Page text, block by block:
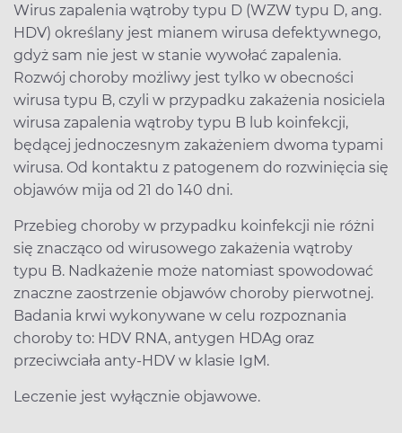
Wirus zapalenia wątroby typu D (WZW typu D, ang.
HDV) określany jest mianem wirusa defektywnego,
gdyż sam nie jest w stanie wywołać zapalenia.
Rozwój choroby możliwy jest tylko w obecności
wirusa typu B, czyli w przypadku zakażenia nosiciela
wirusa zapalenia wątroby typu B lub koinfekcji,
będącej jednoczesnym zakażeniem dwoma typami
wirusa. Od kontaktu z patogenem do rozwinięcia się
objawów mija od 21 do 140 dni.
Przebieg choroby w przypadku koinfekcji nie różni
się znacząco od wirusowego zakażenia wątroby
typu B. Nadkażenie może natomiast spowodować
znaczne zaostrzenie objawów choroby pierwotnej.
Badania krwi wykonywane w celu rozpoznania
choroby to: HDV RNA, antygen HDAg oraz
przeciwciała anty-HDV w klasie IgM.
Leczenie jest wyłącznie objawowe.